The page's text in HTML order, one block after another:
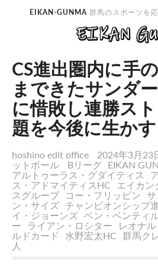
EIKAN-GUNMA 群馬のスポーツを
CS進出圏内に手
まできたサンダ
に惜敗し連勝ス
題を今後に生かす
hoshino edit office 2024年3月23
ットボール
Bリーグ EIKAN
アルトゥーラス・グダイティス
ス・アドマイティスHC
エイカン
スグループ
コー・フリッピン
ン・サイズ チャンピオンシップ
イ・ジョーンズ ベン・ベンティ
ー
ライアン・ロシター レオナ
ルドカード
水野宏太HC 群馬ク
人